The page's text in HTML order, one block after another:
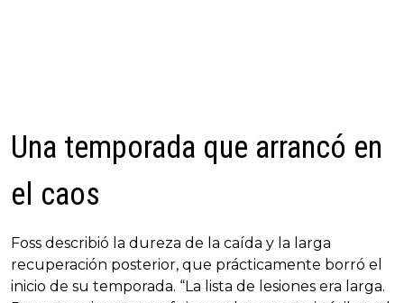
Una temporada que arrancó en
el caos
Foss describió la dureza de la caída y la larga
recuperación posterior, que prácticamente borró el
inicio de su temporada. “La lista de lesiones era larga.